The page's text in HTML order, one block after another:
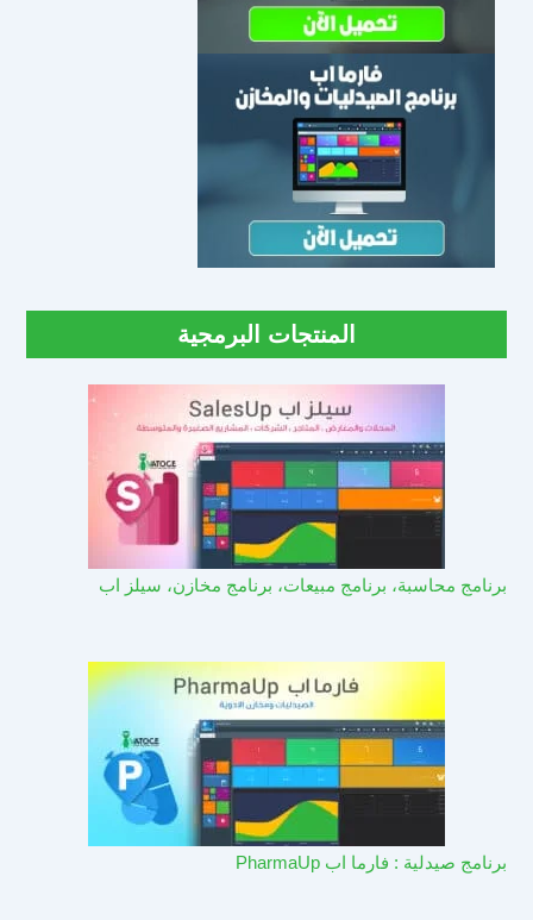
المنتجات البرمجية
برنامج محاسبة، برنامج مبيعات، برنامج مخازن، سيلز اب
برنامج صيدلية : فارما اب PharmaUp​